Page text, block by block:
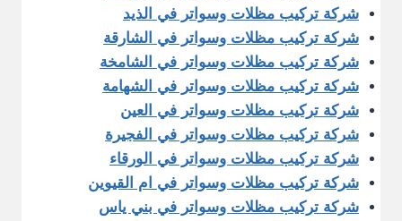
شركة تركيب مظلات وسواتر في الذيد
شركة تركيب مظلات وسواتر في الشارقة
شركة تركيب مظلات وسواتر في الشامخة
شركة تركيب مظلات وسواتر في الشهامة
شركة تركيب مظلات وسواتر في العين
شركة تركيب مظلات وسواتر في الفجيرة
شركة تركيب مظلات وسواتر في الورقاء
شركة تركيب مظلات وسواتر في ام القيوين
شركة تركيب مظلات وسواتر في بني ياس